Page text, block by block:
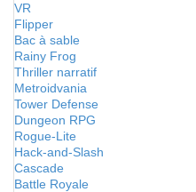
VR
Flipper
Bac à sable
Rainy Frog
Thriller narratif
Metroidvania
Tower Defense
Dungeon RPG
Rogue-Lite
Hack-and-Slash
Cascade
Battle Royale